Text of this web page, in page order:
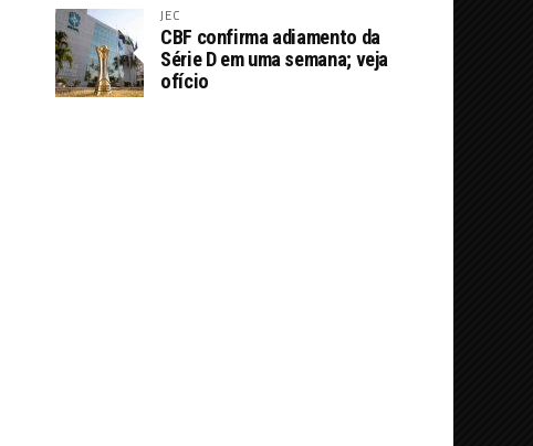
JEC
CBF confirma adiamento da
Série D em uma semana; veja
ofício